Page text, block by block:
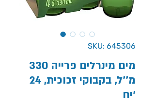
SKU: 645306
מים מינרלים פרייה 330
מ''ל, בקבוקי זכוכית, 24
יח'